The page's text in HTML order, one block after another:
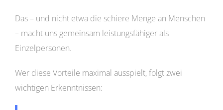
Das – und nicht etwa die schiere Menge an Menschen
– macht uns gemeinsam leistungsfähiger als
Einzelpersonen.
Wer diese Vorteile maximal ausspielt, folgt zwei
wichtigen Erkenntnissen: